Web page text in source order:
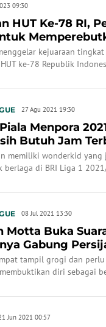
09:30
HUT Ke-78 RI,
Hadi...kejuaraan
ke-78 Republik
27 Agu 2021 19:30
Menpora
Butuh Jam
memiliki wonderkid yang
berlaga di BRI Liga 1
kasta tertinggi
08 Jul 2021 13:30
Motta Buka
Gabung
Piala...
tampil grogi dan perlu
diri sebagai
Jun 2021 00:57